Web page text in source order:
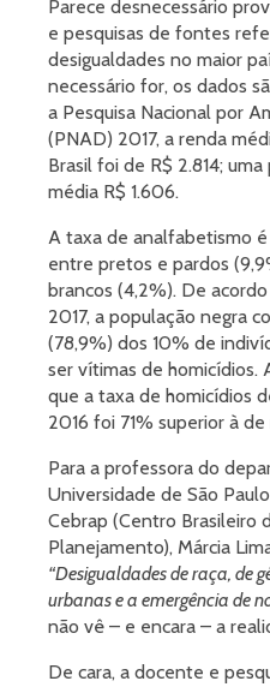
Parece desnecessário
e pesquisas de fontes
desigualdades no maior
necessário for, os dados
a Pesquisa Nacional por
(PNAD) 2017, a renda
Brasil foi de R$ 2.814;
média R$ 1.606.
A taxa de analfabetismo
entre pretos e pardos
brancos (4,2%). De
2017, a população negra
(78,9%) dos 10% de
ser vítimas de homicídios.
que a taxa de homicídios
2016 foi 71% superior à
Para a professora do
Universidade de São
Cebrap (Centro Brasileiro
Planejamento), Márcia
“Desigualdades de raça, de
urbanas e a emergência de
não vê – e encara – a
De cara, a docente e